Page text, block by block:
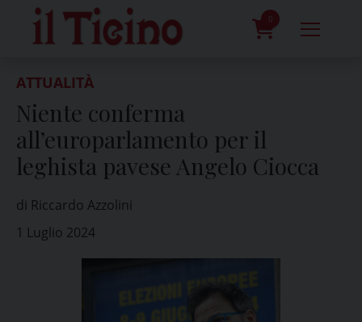
content
0
ATTUALITÀ
Niente conferma
all’europarlamento per il
leghista pavese Angelo Ciocca
di Riccardo Azzolini
1 Luglio 2024